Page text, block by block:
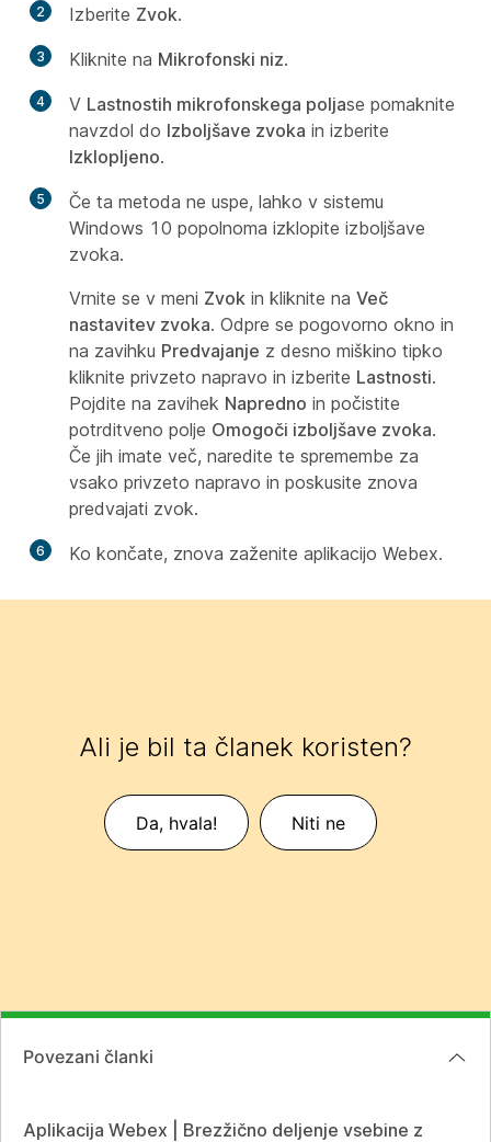
2 Izberite Zvok.
3 Kliknite na Mikrofonski niz.
4 V Lastnostih mikrofonskega poljase pomaknite
navzdol do Izboljšave zvoka in izberite
Izklopljeno.
5
Če ta metoda ne uspe, lahko v sistemu
Windows 10 popolnoma izklopite izboljšave
zvoka.
Vrnite se v meni Zvok in kliknite na Več
nastavitev zvoka. Odpre se pogovorno okno in
na zavihku Predvajanje z desno miškino tipko
kliknite privzeto napravo in izberite Lastnosti.
Pojdite na zavihek Napredno in počistite
potrditveno polje Omogoči izboljšave zvoka.
Če jih imate več, naredite te spremembe za
vsako privzeto napravo in poskusite znova
predvajati zvok.
6 Ko končate, znova zaženite aplikacijo Webex.
Ali je bil ta članek koristen?
Da, hvala! Niti ne
Povezani članki
Aplikacija Webex | Brezžično deljenje vsebine z